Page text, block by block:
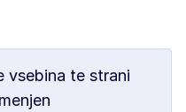
vsebina te strani